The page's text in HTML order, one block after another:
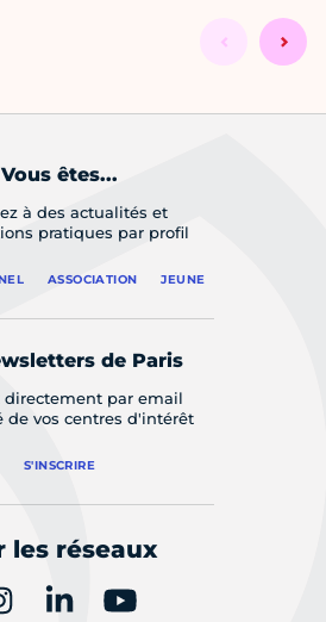
Vous êtes...
à des actualités et
pratiques par profil
ASSOCIATION JEUNE
de Paris
directement par email
de vos centres d'intérêt
S'INSCRIRE
les réseaux